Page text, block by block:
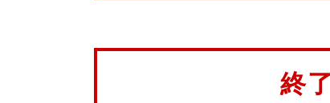
終